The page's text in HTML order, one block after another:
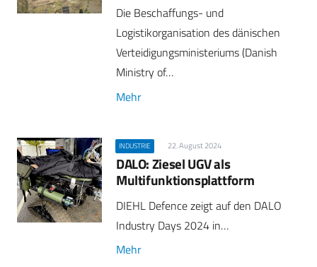
Die Beschaffungs- und
Logistikorganisation des dänischen
Verteidigungsministeriums (Danish
Ministry of…
Mehr
INDUSTRIE 22. August 2024
DALO: Ziesel UGV als
Multifunktionsplattform
DIEHL Defence zeigt auf den DALO
Industry Days 2024 in…
Mehr